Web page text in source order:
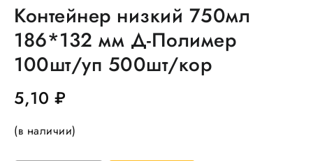
Контейнер низкий 750мл
186*132 мм Д-Полимер
100шт/уп 500шт/кор
5,10 ₽
(в наличии)